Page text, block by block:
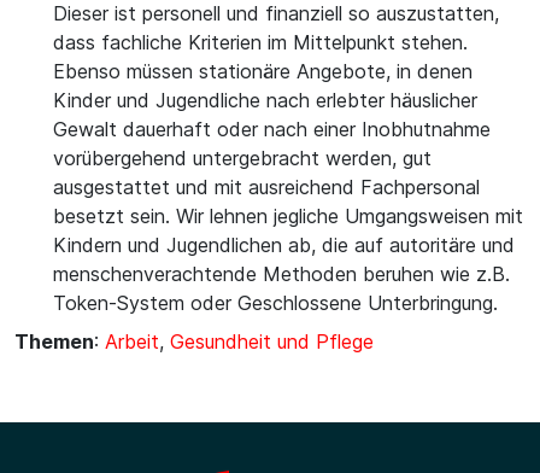
Dieser ist personell und finanziell so auszustatten,
dass fachliche Kriterien im Mittelpunkt stehen.
Ebenso müssen stationäre Angebote, in denen
Kinder und Jugendliche nach erlebter häuslicher
Gewalt dauerhaft oder nach einer Inobhutnahme
vorübergehend untergebracht werden, gut
ausgestattet und mit ausreichend Fachpersonal
besetzt sein. Wir lehnen jegliche Umgangsweisen mit
Kindern und Jugendlichen ab, die auf autoritäre und
menschenverachtende Methoden beruhen wie z.B.
Token-System oder Geschlossene Unterbringung.
Themen: Arbeit, Gesundheit und Pflege